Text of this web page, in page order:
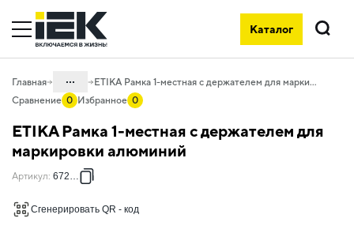
Каталог
Поиск
Главная ...
06. Изделия электроустановочные,
удлинители и силовые разъемы
06.01 Электроустановочные изделия
06.01.13 Электроустановочные
ETIKA Рамка 1-местная с держателем для маркировки алюминий
Сравнение 0 Избранное 0
ETIKA Рамка 1-местная с держателем для
маркировки алюминий
Артикул: 672556
Сгенерировать QR - код